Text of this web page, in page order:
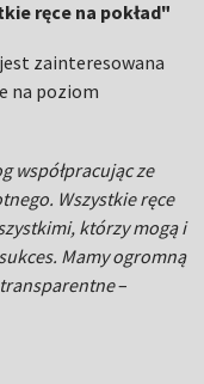
ręce na pokład"
zainteresowana
na poziom
współpracując ze
Wszystkie ręce
którzy mogą i
Mamy ogromną
–